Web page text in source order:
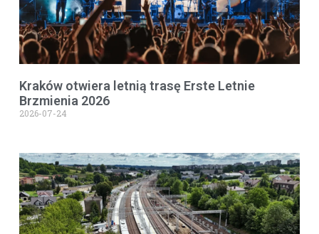
Kraków otwiera letnią trasę Erste Letnie
Brzmienia 2026
2026-07-24